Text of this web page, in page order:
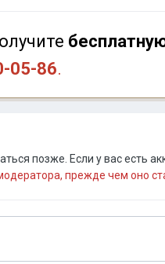
05-86.
позже. Если у вас есть
прежде чем оно